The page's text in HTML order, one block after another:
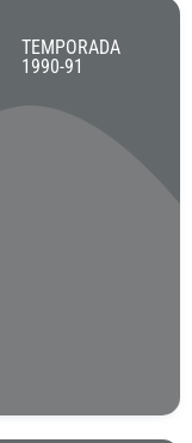
TEMPORADA
1990-91